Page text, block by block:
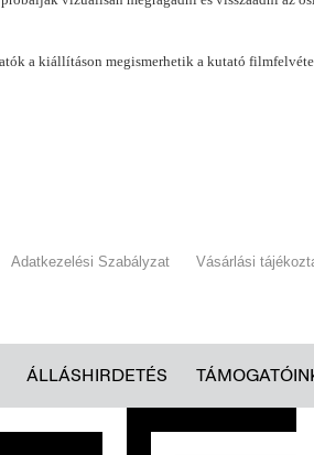
a kiállításon megismerhetik a kutató
Adatkezelési Szabályzat Vásárlási
ÁLLÁSHIRDETÉS